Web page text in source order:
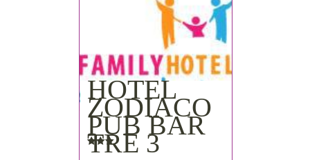
HOTEL
ZODIACO
PUB BAR
TRE 3